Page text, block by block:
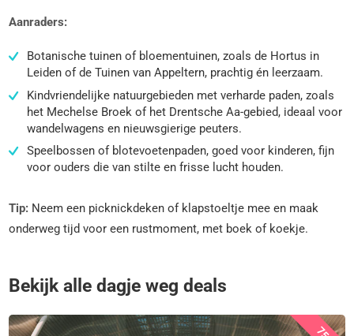
Aanraders:
Botanische tuinen of bloementuinen, zoals de Hortus in
Leiden of de Tuinen van Appeltern, prachtig én leerzaam.
Kindvriendelijke natuurgebieden met verharde paden, zoals
het Mechelse Broek of het Drentsche Aa-gebied, ideaal voor
wandelwagens en nieuwsgierige peuters.
Speelbossen of blotevoetenpaden, goed voor kinderen, fijn
voor ouders die van stilte en frisse lucht houden.
Tip: Neem een picknickdeken of klapstoeltje mee en maak
onderweg tijd voor een rustmoment, met boek of koekje.
Bekijk alle dagje weg deals